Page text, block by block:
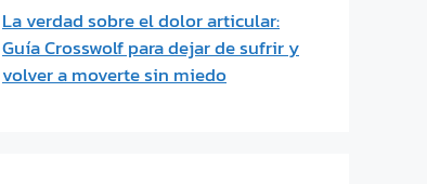
La verdad sobre el dolor articular:
Guía Crosswolf para dejar de sufrir y
volver a moverte sin miedo